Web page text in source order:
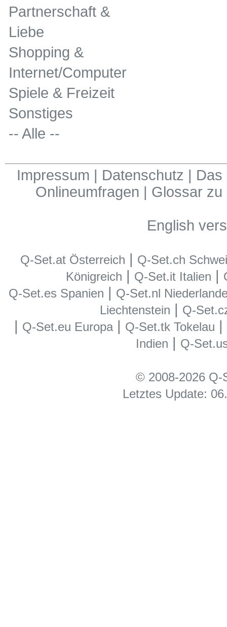
Partnerschaft &
Liebe
Shopping &
Internet/Computer
Spiele & Freizeit
Sonstiges
-- Alle --
Impressum | Datenschutz | Das
Onlineumfragen | Glossar zu
English
Q-Set.at Österreich | Q-Set.ch
Königreich | Q-Set.it Italien |
Q-Set.es Spanien | Q-Set.nl
Liechtenstein | Q-
| Q-Set.eu Europa| Q-Set.tk Tokelau |
Indien | Q-
© 2008-2026 Q-
Letztes Update: